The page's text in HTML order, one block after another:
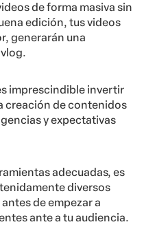
de forma masiva sin
edición, tus videos
generarán una
imprescindible invertir
creación de contenidos
y expectativas
adecuadas, es
diversos
de empezar a
ante a tu audiencia.